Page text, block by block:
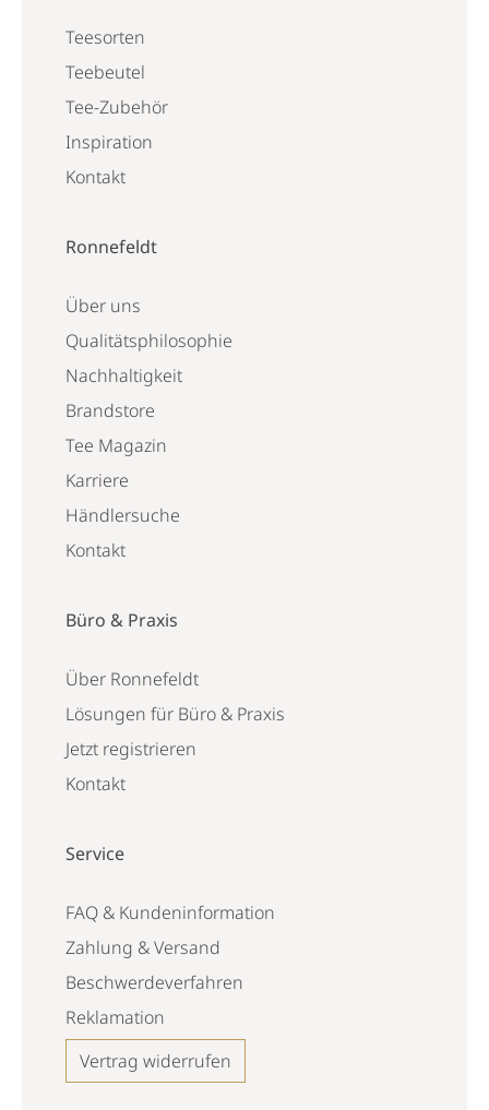
Teesorten
Teebeutel
Tee-Zubehör
Inspiration
Kontakt
Ronnefeldt
Über uns
Qualitätsphilosophie
Nachhaltigkeit
Brandstore
Tee Magazin
Karriere
Händlersuche
Kontakt
Büro & Praxis
Über Ronnefeldt
Lösungen für Büro & Praxis
Jetzt registrieren
Kontakt
Service
FAQ & Kundeninformation
Zahlung & Versand
Beschwerdeverfahren
Reklamation
Vertrag widerrufen